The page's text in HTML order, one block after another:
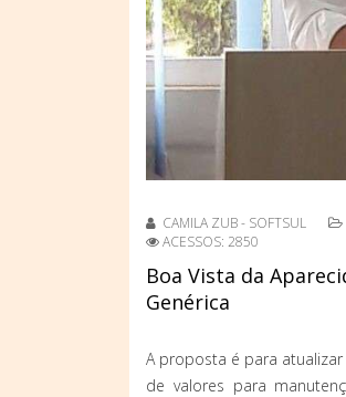
CAMILA ZUB - SOFTSUL
ACESSOS: 2850
Boa Vista da
Genérica
A proposta é para
de valores para